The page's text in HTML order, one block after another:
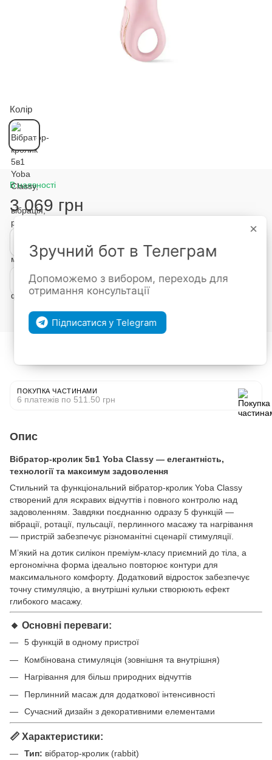
Колір
В наявності
3 069 грн
Покупка частинами від mono
Увійтидля відображення накопичувальної знижки
ПОКУПКА ЧАСТИНАМИ
6 платежів по 511.50 грн
Опис
Вібратор-кролик 5в1 Yoba Classy — елегантність,
технології та максимум задоволення
Стильний та функціональний вібратор-кролик Yoba Classy
створений для яскравих відчуттів і повного контролю над
задоволенням. Завдяки поєднанню одразу 5 функцій —
вібрації, ротації, пульсації, перлинного масажу та нагрівання
— пристрій забезпечує різноманітні сценарії стимуляції.
М’який на дотик силікон преміум-класу приємний до тіла, а
ергономічна форма ідеально повторює контури для
максимального комфорту. Додатковий відросток забезпечує
точну стимуляцію, а внутрішні кульки створюють ефект
глибокого масажу.
🔸 Основні переваги:
5 функцій в одному пристрої
Комбінована стимуляція (зовнішня та внутрішня)
Нагрівання для більш природних відчуттів
Перлинний масаж для додаткової інтенсивності
Сучасний дизайн з декоративними елементами
📏 Характеристики:
Тип: вібратор-кролик (rabbit)
Зручний бот в Телеграм
Допоможемо з вибором, переходь для
отримання консультації
Підписатися у Telegram
×